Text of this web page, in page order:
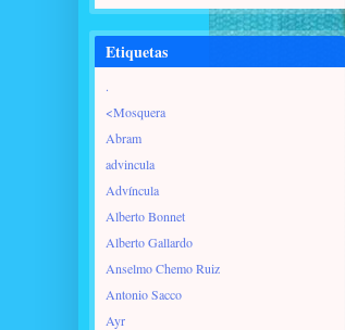
Etiquetas
.
<Mosquera
Abram
advincula
Advíncula
Alberto Bonnet
Alberto Gallardo
Anselmo Chemo Ruiz
Antonio Sacco
Ayr